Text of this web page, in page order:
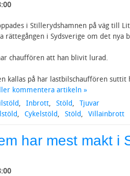
i Stillerydshamnen på väg till
rättegången i Sydsverige om det
chauffören att han blivit lurad.
kallas på har lastbilschauffören suttit
kommentera artikeln »
, Inbrott, Stöld,
Tjuvar
, Cykelstöld, Stöld, Villainbrott
har mest makt i